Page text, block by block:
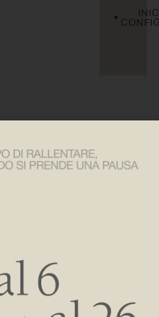
H 772
L 482